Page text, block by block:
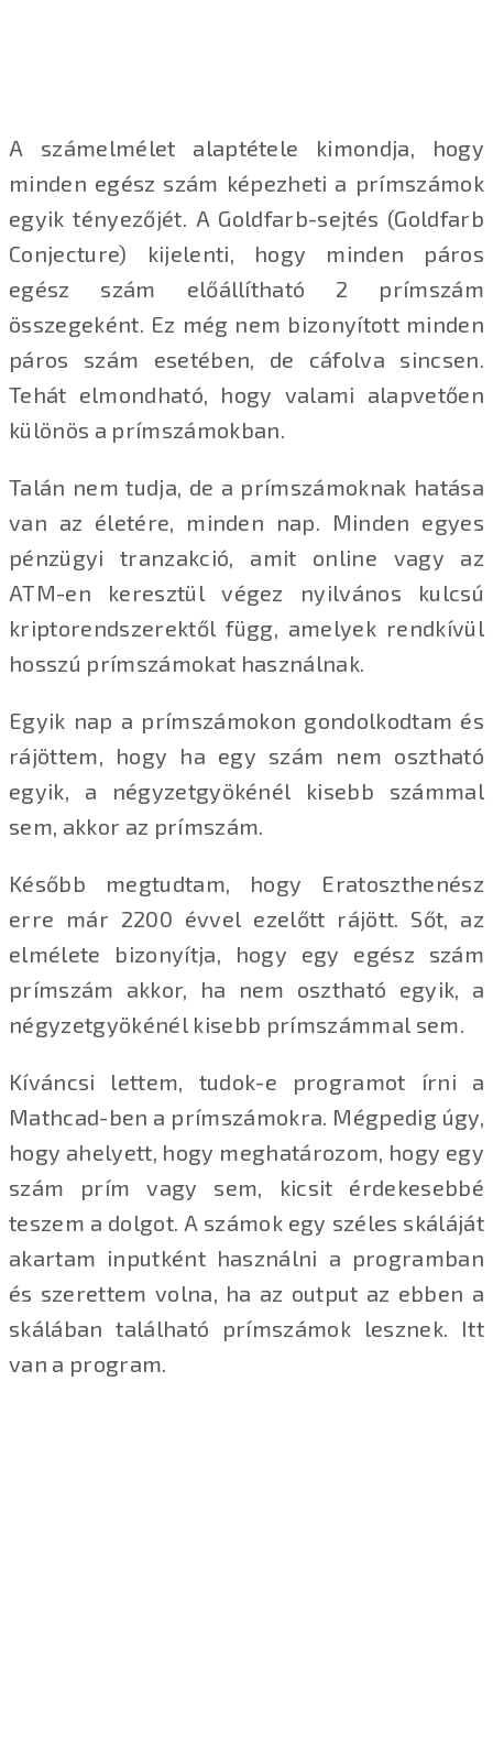
A számelmélet alaptétele kimondja, hogy
minden egész szám képezheti a prímszámok
egyik tényezőjét. A Goldfarb-sejtés (Goldfarb
Conjecture) kijelenti, hogy minden páros
egész szám előállítható 2 prímszám
összegeként. Ez még nem bizonyított minden
páros szám esetében, de cáfolva sincsen.
Tehát elmondható, hogy valami alapvetően
különös a prímszámokban.
Talán nem tudja, de a prímszámoknak hatása
van az életére, minden nap. Minden egyes
pénzügyi tranzakció, amit online vagy az
ATM-en keresztül végez nyilvános kulcsú
kriptorendszerektől függ, amelyek rendkívül
hosszú prímszámokat használnak.
Egyik nap a prímszámokon gondolkodtam és
rájöttem, hogy ha egy szám nem osztható
egyik, a négyzetgyökénél kisebb számmal
sem, akkor az prímszám.
Később megtudtam, hogy Eratoszthenész
erre már 2200 évvel ezelőtt rájött. Sőt, az
elmélete bizonyítja, hogy egy egész szám
prímszám akkor, ha nem osztható egyik, a
négyzetgyökénél kisebb prímszámmal sem.
Kíváncsi lettem, tudok-e programot írni a
Mathcad-ben a prímszámokra. Mégpedig úgy,
hogy ahelyett, hogy meghatározom, hogy egy
szám prím vagy sem, kicsit érdekesebbé
teszem a dolgot. A számok egy széles skáláját
akartam inputként használni a programban
és szerettem volna, ha az output az ebben a
skálában található prímszámok lesznek. Itt
van a program.